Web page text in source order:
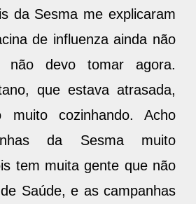
da Sesma me explicaram
de influenza ainda não
não devo tomar agora.
que estava atrasada,
cozinhando. Acho
da Sesma muito
tem muita gente que não
Saúde, e as campanhas